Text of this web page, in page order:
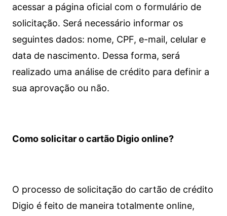
acessar a página oficial com o formulário de
solicitação. Será necessário informar os
seguintes dados: nome, CPF, e-mail, celular e
data de nascimento. Dessa forma, será
realizado uma análise de crédito para definir a
sua aprovação ou não.
Como solicitar o cartão Digio online?
O processo de solicitação do cartão de crédito
Digio é feito de maneira totalmente online,